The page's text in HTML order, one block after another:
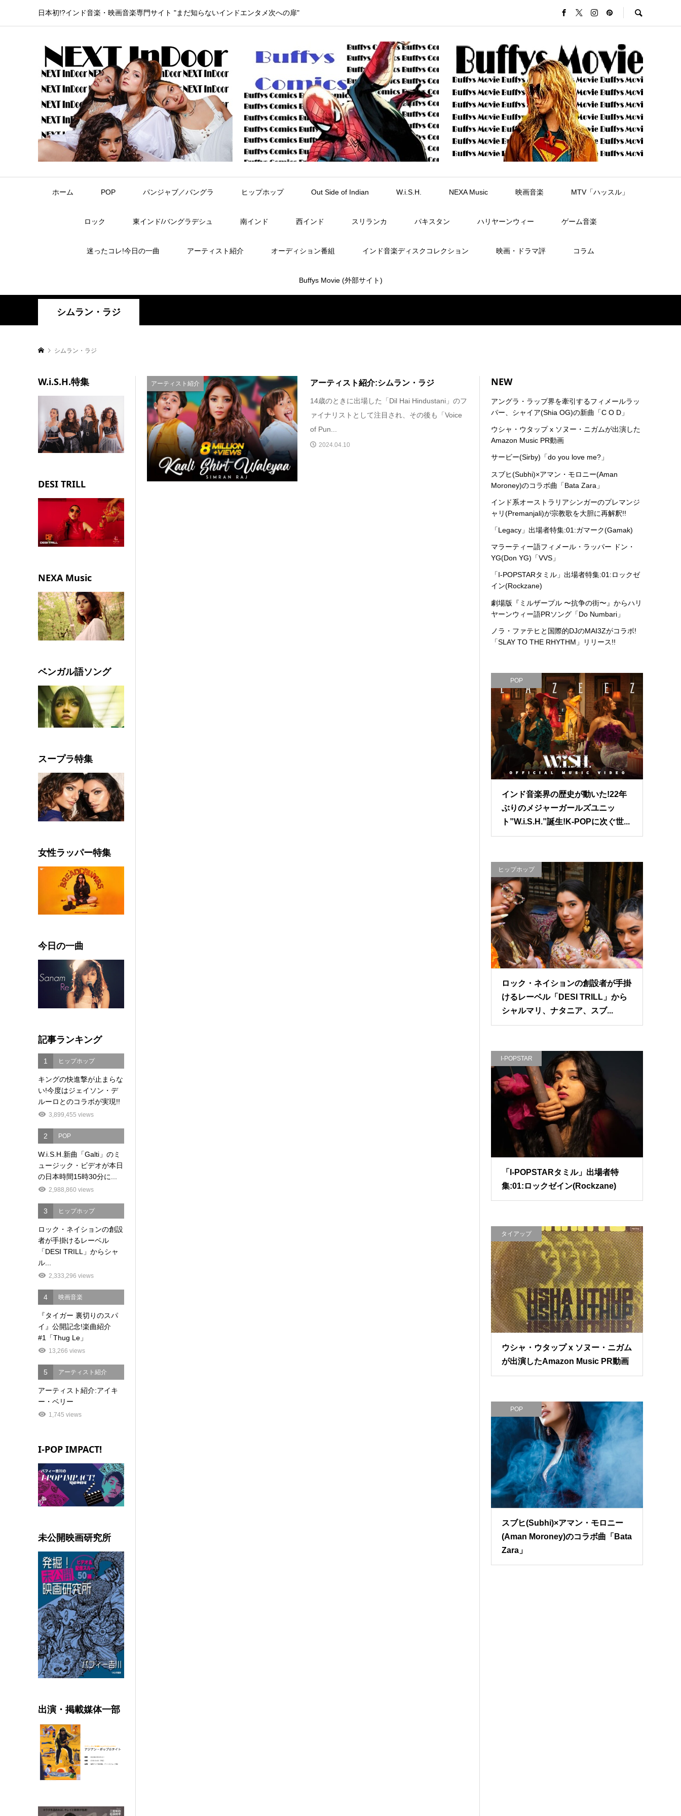
日本初!?インド音楽・映画音楽専門サイト "まだ知らないインドエンタメ次への扉"
ホーム POP パンジャブ／バングラ ヒップホップ Out Side of Indian W.i.S.H. NEXA Music 映画音楽 MTV「ハッスル」
ロック 東インド/バングラデシュ 南インド 西インド スリランカ パキスタン ハリヤーンウィー ゲーム音楽
迷ったコレ!今日の一曲 アーティスト紹介 オーディション番組 インド音楽ディスクコレクション 映画・ドラマ評 コラム
Buffys Movie (外部サイト)
シムラン・ラジ
シムラン・ラジ
アーティスト紹介 アーティスト紹介:シムラン・ラジ
14歳のときに出場した「Dil Hai Hindustani」のフ
ァイナリストとして注目され、その後も「Voice
of Pun...
2024.04.10
W.i.S.H.特集
DESI TRILL
NEXA Music
ベンガル語ソング
スープラ特集
女性ラッパー特集
今日の一曲
記事ランキング
1 ヒップホップ
キングの快進撃が止まらな
い!今度はジェイソン・デ
ルーロとのコラボが実現!!
3,899,455 views
2 POP
W.i.S.H.新曲「Galti」のミ
ュージック・ビデオが本日
の日本時間15時30分に...
2,988,860 views
3 ヒップホップ
ロック・ネイションの創設
者が手掛けるレーベル
「DESI TRILL」からシャ
ル...
2,333,296 views
4 映画音楽
『タイガー 裏切りのスパ
イ』公開記念!楽曲紹介
#1「Thug Le」
13,266 views
5 アーティスト紹介
アーティスト紹介:アイキ
ー・ベリー
1,745 views
I-POP IMPACT!
未公開映画研究所
出演・掲載媒体一部
NEW
アングラ・ラップ界を牽引するフィメールラッ
パー、シャイア(Shia OG)の新曲「C O D」
ウシャ・ウタップ x ソヌー・ニガムが出演した
Amazon Music PR動画
サービー(Sirby)「do you love me?」
スブヒ(Subhi)×アマン・モロニー(Aman
Moroney)のコラボ曲「Bata Zara」
インド系オーストラリアシンガーのプレマンジ
ャリ(Premanjali)が宗教歌を大胆に再解釈!!
「Legacy」出場者特集:01:ガマーク(Gamak)
マラーティー語フィメール・ラッパー ドン・
YG(Don YG)「VVS」
「I-POPSTARタミル」出場者特集:01:ロックゼ
イン(Rockzane)
劇場版『ミルザープル 〜抗争の街〜』からハリ
ヤーンウィー語PRソング「Do Numbari」
ノラ・ファテヒと国際的DJのMAI3Zがコラボ!
「SLAY TO THE RHYTHM」リリース!!
POP
インド音楽界の歴史が動いた!22年
ぶりのメジャーガールズユニッ
ト”W.i.S.H.”誕生!K-POPに次ぐ世...
ヒップホップ
ロック・ネイションの創設者が手掛
けるレーベル「DESI TRILL」から
シャルマリ、ナタニア、スブ...
I-POPSTAR
「I-POPSTARタミル」出場者特
集:01:ロックゼイン(Rockzane)
タイアップ
ウシャ・ウタップ x ソヌー・ニガム
が出演したAmazon Music PR動画
POP
スブヒ(Subhi)×アマン・モロニー
(Aman Moroney)のコラボ曲「Bata
Zara」